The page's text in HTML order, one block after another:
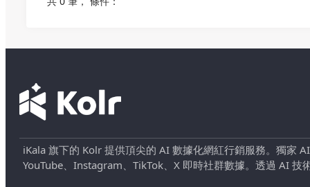
iKala 旗下的 Kolr 提供頂尖的 AI 數據化網紅行銷服務。獨家
YouTube、Instagram、TikTok、X 即時社群數據。透過 AI